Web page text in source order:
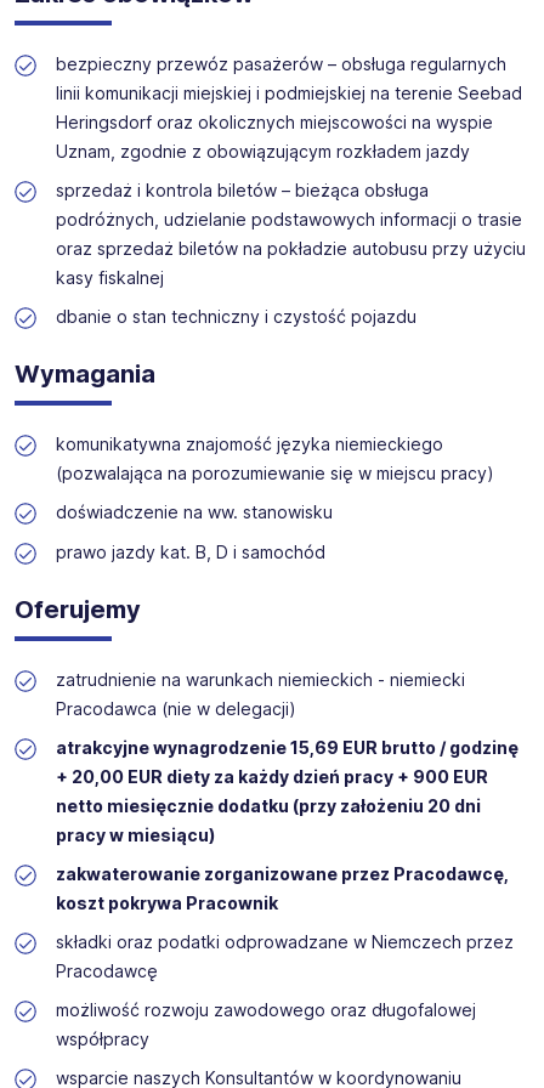
Oferujemy szeroki wybór stanowisk w branżach
technicznych, produkcyjnych i budowlanych. Nasz zespół
zapewnia wsparcie na każdym etapie rekrutacji.
Oferta jest adresowana do wszystkich kandydatów,
bezpieczny przewóz pasażerów – obsługa regularnych
linii komunikacji miejskiej i podmiejskiej na terenie Seebad
Heringsdorf oraz okolicznych miejscowości na wyspie
Uznam, zgodnie z obowiązującym rozkładem jazdy
sprzedaż i kontrola biletów – bieżąca obsługa
podróżnych, udzielanie podstawowych informacji o trasie
oraz sprzedaż biletów na pokładzie autobusu przy użyciu
kasy fiskalnej
dbanie o stan techniczny i czystość pojazdu
Wymagania
komunikatywna znajomość języka niemieckiego
(pozwalająca na porozumiewanie się w miejscu pracy)
doświadczenie na ww. stanowisku
prawo jazdy kat. B, D i samochód
Oferujemy
zatrudnienie na warunkach niemieckich - niemiecki
Pracodawca (nie w delegacji)
atrakcyjne wynagrodzenie 15,69 EUR brutto / godzinę
+ 20,00 EUR diety za każdy dzień pracy + 900 EUR
netto miesięcznie dodatku (przy założeniu 20 dni
pracy w miesiącu)
zakwaterowanie zorganizowane przez Pracodawcę,
koszt pokrywa Pracownik
składki oraz podatki odprowadzane w Niemczech przez
Pracodawcę
możliwość rozwoju zawodowego oraz długofalowej
współpracy
wsparcie naszych Konsultantów w koordynowaniu